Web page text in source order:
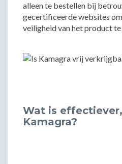
alleen te bestellen bij
gecertificeerde websites
veiligheid van het product
Wat is
Kamagra?